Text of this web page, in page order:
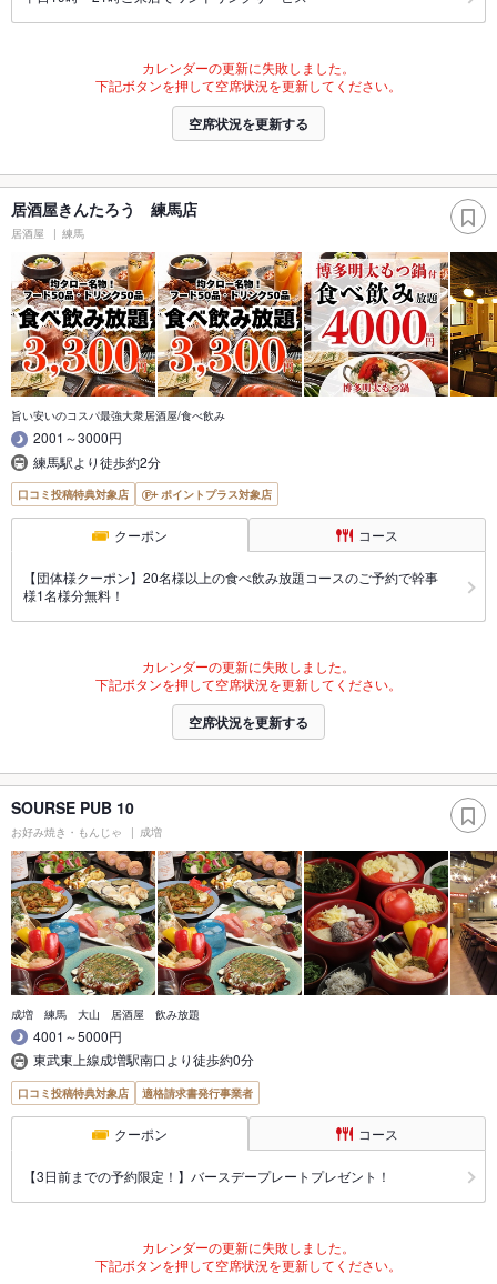
カレンダーの更新に失敗しました。
下記ボタンを押して空席状況を更新してください。
空席状況を更新する
居酒屋きんたろう 練馬店
居酒屋 練馬
旨い安いのコスパ最強大衆居酒屋/食べ飲み
2001～3000円
練馬駅より徒歩約2分
口コミ投稿特典対象店 ポイントプラス対象店
クーポン コース
【団体様クーポン】20名様以上の食べ飲み放題コースのご予約で幹事
様1名様分無料！
カレンダーの更新に失敗しました。
下記ボタンを押して空席状況を更新してください。
空席状況を更新する
SOURSE PUB 10
お好み焼き・もんじゃ 成増
成増 練馬 大山 居酒屋 飲み放題
4001～5000円
東武東上線成増駅南口より徒歩約0分
口コミ投稿特典対象店 適格請求書発行事業者
クーポン コース
【3日前までの予約限定！】バースデープレートプレゼント！
カレンダーの更新に失敗しました。
下記ボタンを押して空席状況を更新してください。